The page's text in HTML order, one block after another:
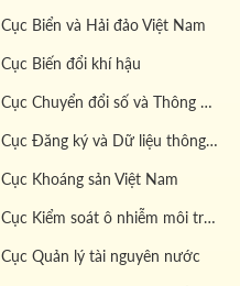
Cục Biển và Hải đảo Việt Nam
Cục Biến đổi khí hậu
Cục Chuyển đổi số và Thông tin dữ liệu tài nguyên môi trường
Cục Đăng ký và Dữ liệu thông tin đất đai
Cục Khoáng sản Việt Nam
Cục Kiểm soát ô nhiễm môi trường
Cục Quản lý tài nguyên nước